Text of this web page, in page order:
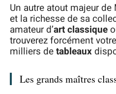
Un autre atout majeur
et la richesse de sa
amateur d’art classique
trouverez forcément
milliers detableaux
Les grands maîtres